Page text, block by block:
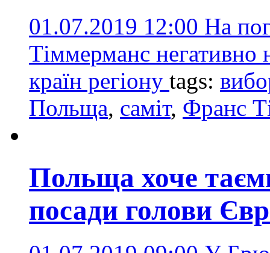
01.07.2019 12:00 На
Тіммерманс негативно
країн регіону tags:
Польща, саміт, Франс
Польща хоче
посади голови